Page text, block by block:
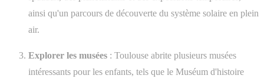
ainsi qu'un parcours de découverte du système solaire en plein
air.
Explorer les musées : Toulouse abrite plusieurs musées
intéressants pour les enfants, tels que le Muséum d'histoire